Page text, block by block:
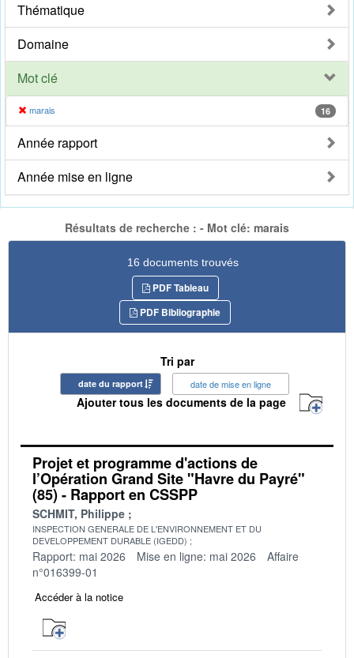
Thématique
Domaine
Mot clé
marais 16
Année rapport
Année mise en ligne
Résultats de recherche : - Mot clé: marais
16 documents trouvés
PDF Tableau
PDF Bibliographie
Tri par
date du rapport date de mise en ligne
Ajouter tous les documents de la page
Projet et programme d'actions de
l’Opération Grand Site "Havre du Payré"
(85) - Rapport en CSSPP
SCHMIT, Philippe
INSPECTION GENERALE DE L'ENVIRONNEMENT ET DU
DEVELOPPEMENT DURABLE (IGEDD)
Rapport: mai 2026 Mise en ligne: mai 2026
Affaire
n°016399-01
Accéder à la notice